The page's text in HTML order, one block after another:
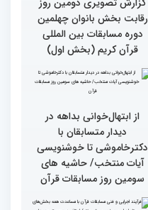
رقابت بخش برادران
چهلمین دوره مسابقات
بین‌المللی قرآن کریم(بخش
اول)